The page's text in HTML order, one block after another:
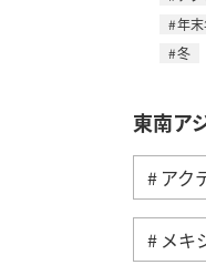
年
冬
東南ア
アク
メキ